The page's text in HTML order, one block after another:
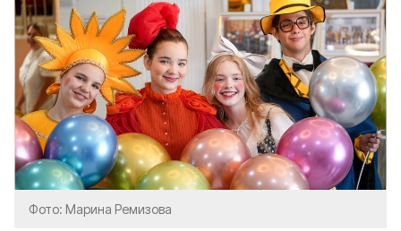
Фото: Марина Ремизова